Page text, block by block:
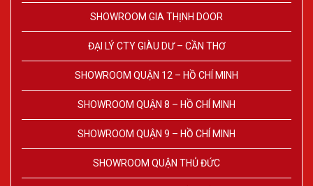
SHOWROOM GIA THỊNH DOOR
ĐẠI LÝ CTY GIÀU DƯ – CẦN THƠ
SHOWROOM QUẬN 12 – HỒ CHÍ MINH
SHOWROOM QUẬN 8 – HỒ CHÍ MINH
SHOWROOM QUẬN 9 – HỒ CHÍ MINH
SHOWROOM QUẬN THỦ ĐỨC